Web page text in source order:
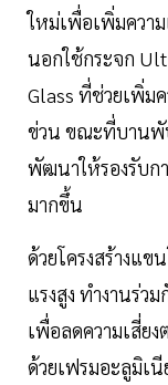
ใหม่เพื่อเพิ่มควา
นอกใช้กระจก
Glass ที่ช่วยเพิ่ม
ข่วน ขณะที่บานพั
พัฒนาให้รองรับก
มากขึ้น
ด้วยโครงสร้างแข
แรงสูง ทำงานร่ว
เพื่อลดความเสี่ย
ด้วยเฟรมอะลูมิเ